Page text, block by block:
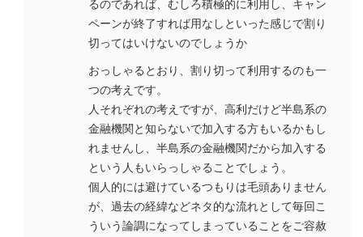
るのであれば、むしろ積極的に利用し、キャン
ペーンが終了すれば用なしといった感じで割り
切ってはいけないのでしょうか
おっしゃるとおり、割り切って利用するのも一
つの考えです。
人それぞれの考えですが、高利だけど半島系の
金融機関と知らないで加入する方もいるかもし
れませんし、半島系の金融機関だから加入する
という人もいらっしゃることでしょう。
個人的には避けているつもりは毛頭ありません
が、過去の経緯などネタ的な流れとして毎回こ
ういう論調になってしまっていることをご容赦